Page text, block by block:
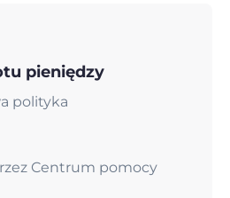
pieniędzy
polityka
Centrum pomocy